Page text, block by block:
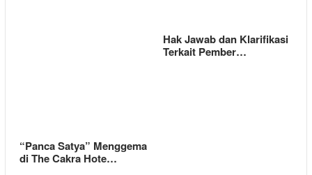
Hak Jawab dan Klarifikasi
Terkait Pember…
“Panca Satya” Menggema
di The Cakra Hote…